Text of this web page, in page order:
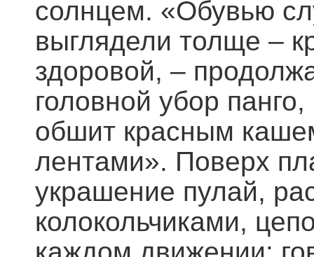
солнцем. «Обувью
выглядели толще –
здоровой, –
головной убор
обшит красным
лентами». Поверх
украшение пулай,
колокольчиками,